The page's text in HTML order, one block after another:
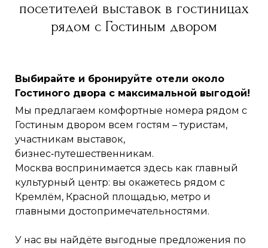
посетителей выставок в гостиницах
рядом с Гостиным двором
Выбирайте и бронируйте отели около
Гостиного двора с максимальной выгодой!
Мы предлагаем комфортные номера рядом с
Гостиным двором всем гостям – туристам,
участникам выставок,
бизнес‑путешественникам.
Москва воспринимается здесь как главный
культурный центр: вы окажетесь рядом с
Кремлём, Красной площадью, метро и
главными достопримечательностями.
У нас вы найдёте выгодные предложения по